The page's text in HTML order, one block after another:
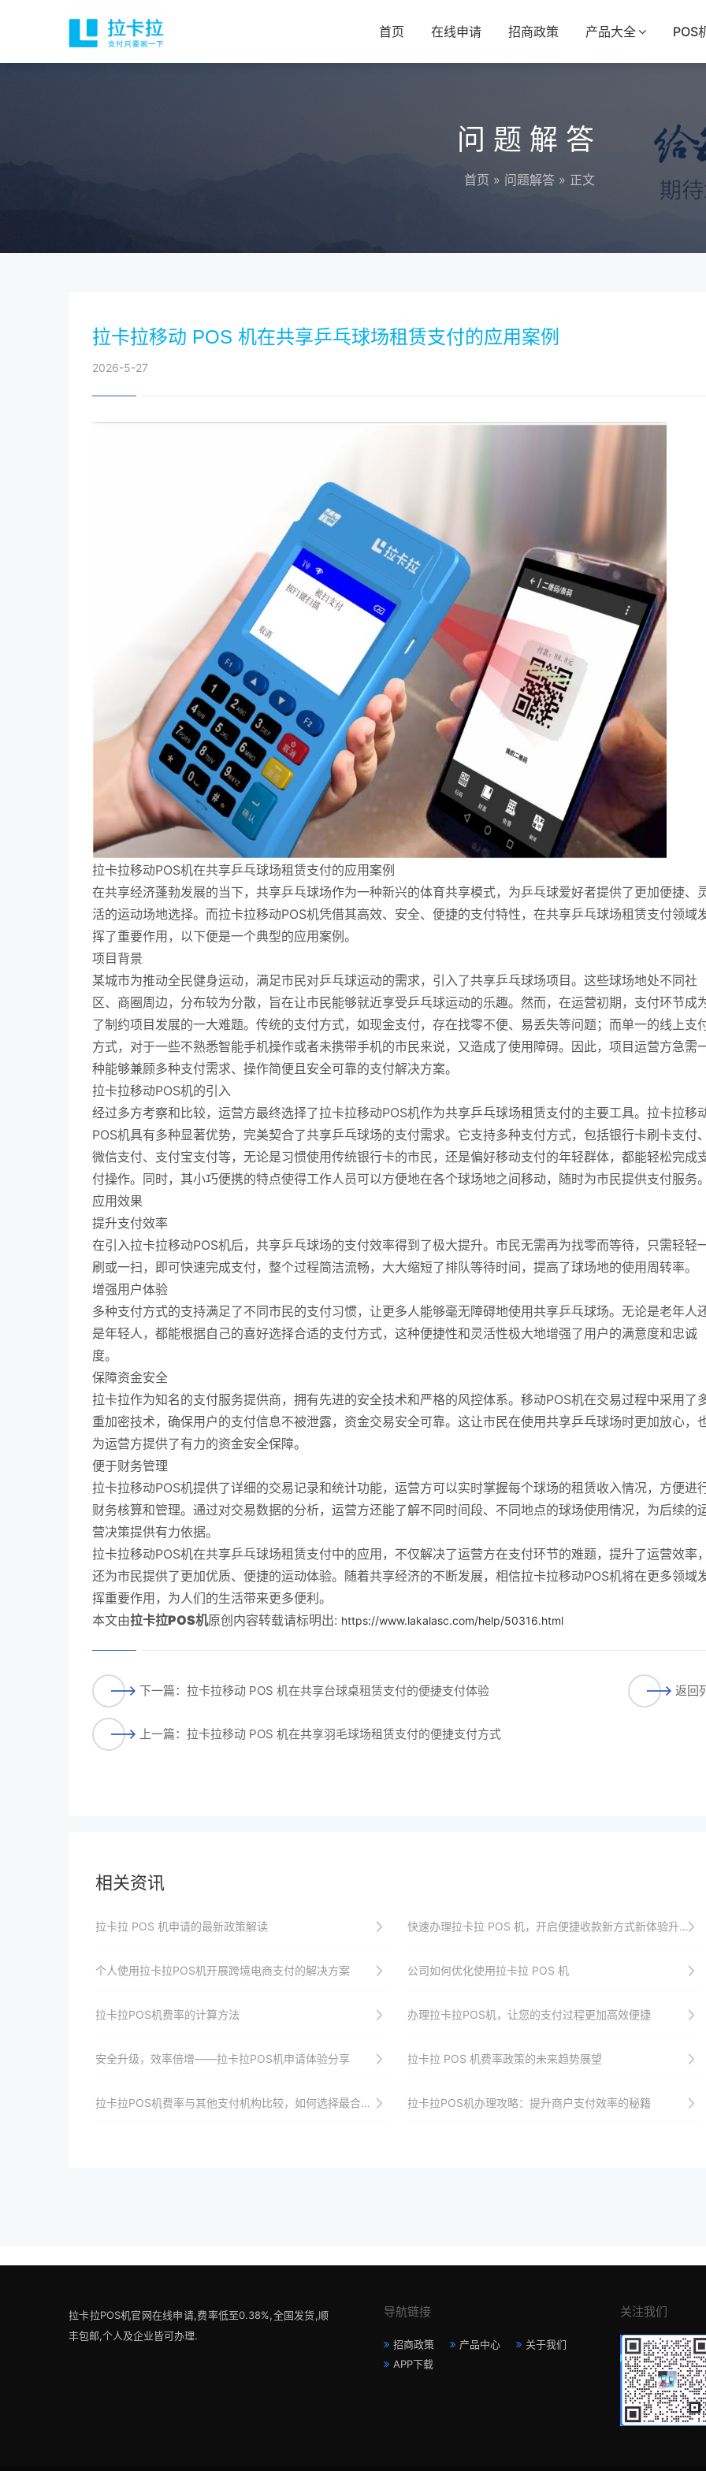
首页 在线申请 招商政策 产品大全 POS
问题解答
首页 » 问题解答 » 正文
拉卡拉移动 POS 机在共享乒乓球场租赁支付的应用案例
2026-5-27
拉卡拉移动POS机在共享乒乓球场租赁支付的应用案例
在共享经济蓬勃发展的当下，共享乒乓球场作为一种新兴的体育共享模式，为乒乓球爱好者提供了更加便捷、
活的运动场地选择。而拉卡拉移动POS机凭借其高效、安全、便捷的支付特性，在共享乒乓球场租赁支付领域
挥了重要作用，以下便是一个典型的应用案例。
项目背景
某城市为推动全民健身运动，满足市民对乒乓球运动的需求，引入了共享乒乓球场项目。这些球场地处不同社
区、商圈周边，分布较为分散，旨在让市民能够就近享受乒乓球运动的乐趣。然而，在运营初期，支付环节成
了制约项目发展的一大难题。传统的支付方式，如现金支付，存在找零不便、易丢失等问题；而单一的线上支
方式，对于一些不熟悉智能手机操作或者未携带手机的市民来说，又造成了使用障碍。因此，项目运营方急需
种能够兼顾多种支付需求、操作简便且安全可靠的支付解决方案。
拉卡拉移动POS机的引入
经过多方考察和比较，运营方最终选择了拉卡拉移动POS机作为共享乒乓球场租赁支付的主要工具。拉卡拉移
POS机具有多种显著优势，完美契合了共享乒乓球场的支付需求。它支持多种支付方式，包括银行卡刷卡支付、
微信支付、支付宝支付等，无论是习惯使用传统银行卡的市民，还是偏好移动支付的年轻群体，都能轻松完成
付操作。同时，其小巧便携的特点使得工作人员可以方便地在各个球场地之间移动，随时为市民提供支付服务。
应用效果
提升支付效率
在引入拉卡拉移动POS机后，共享乒乓球场的支付效率得到了极大提升。市民无需再为找零而等待，只需轻轻
刷或一扫，即可快速完成支付，整个过程简洁流畅，大大缩短了排队等待时间，提高了球场地的使用周转率。
增强用户体验
多种支付方式的支持满足了不同市民的支付习惯，让更多人能够毫无障碍地使用共享乒乓球场。无论是老年人
是年轻人，都能根据自己的喜好选择合适的支付方式，这种便捷性和灵活性极大地增强了用户的满意度和忠诚
度。
保障资金安全
拉卡拉作为知名的支付服务提供商，拥有先进的安全技术和严格的风控体系。移动POS机在交易过程中采用了
重加密技术，确保用户的支付信息不被泄露，资金交易安全可靠。这让市民在使用共享乒乓球场时更加放心，
为运营方提供了有力的资金安全保障。
便于财务管理
拉卡拉移动POS机提供了详细的交易记录和统计功能，运营方可以实时掌握每个球场的租赁收入情况，方便进
财务核算和管理。通过对交易数据的分析，运营方还能了解不同时间段、不同地点的球场使用情况，为后续的
营决策提供有力依据。
拉卡拉移动POS机在共享乒乓球场租赁支付中的应用，不仅解决了运营方在支付环节的难题，提升了运营效率，
还为市民提供了更加优质、便捷的运动体验。随着共享经济的不断发展，相信拉卡拉移动POS机将在更多领域
挥重要作用，为人们的生活带来更多便利。
本文由拉卡拉POS机原创内容转载请标明出: https://www.lakalasc.com/help/50316.html
下一篇：拉卡拉移动 POS 机在共享台球桌租赁支付的便捷支付体验
上一篇：拉卡拉移动 POS 机在共享羽毛球场租赁支付的便捷支付方式
返回
相关资讯
拉卡拉 POS 机申请的最新政策解读 快速办理拉卡拉 POS 机，开启便捷收款新方式新体验升级
个人使用拉卡拉POS机开展跨境电商支付的解决方案 公司如何优化使用拉卡拉 POS 机
拉卡拉POS机费率的计算方法 办理拉卡拉POS机，让您的支付过程更加高效便捷
安全升级，效率倍增——拉卡拉POS机申请体验分享 拉卡拉 POS 机费率政策的未来趋势展望​
拉卡拉POS机费率与其他支付机构比较，如何选择最合适的合作方？ 拉卡拉POS机办理攻略：提升商户支付效率的秘籍
拉卡拉POS机官网在线申请,费率低至0.38%,全国发货,顺
丰包邮,个人及企业皆可办理.
导航链接
招商政策 产品中心
关于我们
APP下载
关注我们